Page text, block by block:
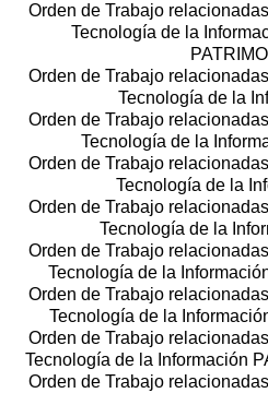
Orden de Trabajo
Tecnología de la
Orden de Trabajo
Tecnología de la
Orden de Trabajo
Tecnología de la
Orden de Trabajo
Tecnología de la
Orden de Trabajo
Tecnología de la
Orden de Trabajo
Tecnología de la
Orden de Trabajo
Tecnología de la
Orden de Trabajo
Tecnología de la Información
Orden de Trabajo